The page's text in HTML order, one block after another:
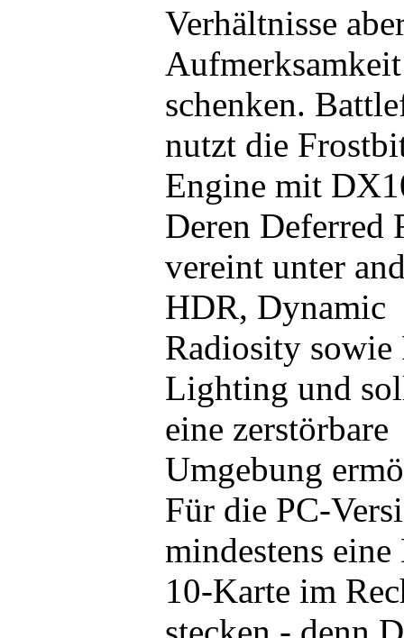
Verhältnisse
Aufmerksamkeit
schenken.
nutzt die
Engine mit
Deren Deferred
vereint unter
HDR, Dynamic
Radiosity sowie
Lighting und
eine zerstörbare
Umgebung
Für die PC-
mindestens
10-Karte im